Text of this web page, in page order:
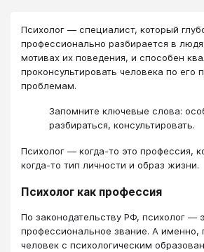
Психолог — специалист, который
профессионально разбирается в
мотивах их поведения, и способен
проконсультировать человека по его
проблемам.
Запомните ключевые слова:
разбираться, консультировать.
Психолог — когда-то это профессия,
когда-то тип личности и образ жизни.
Психолог как профессия
По законодательству РФ, психолог —
профессиональное звание. А именно,
человек с психологическим